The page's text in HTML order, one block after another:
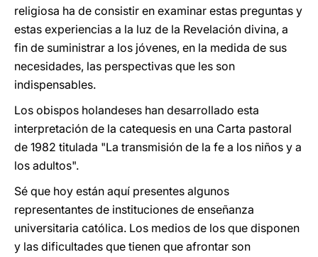
religiosa ha de consistir en examinar estas preguntas y
estas experiencias a la luz de la Revelación divina, a
fin de suministrar a los jóvenes, en la medida de sus
necesidades, las perspectivas que les son
indispensables.
Los obispos holandeses han desarrollado esta
interpretación de la catequesis en una Carta pastoral
de 1982 titulada "La transmisión de la fe a los niños y a
los adultos".
Sé que hoy están aquí presentes algunos
representantes de instituciones de enseñanza
universitaria católica. Los medios de los que disponen
y las dificultades que tienen que afrontar son